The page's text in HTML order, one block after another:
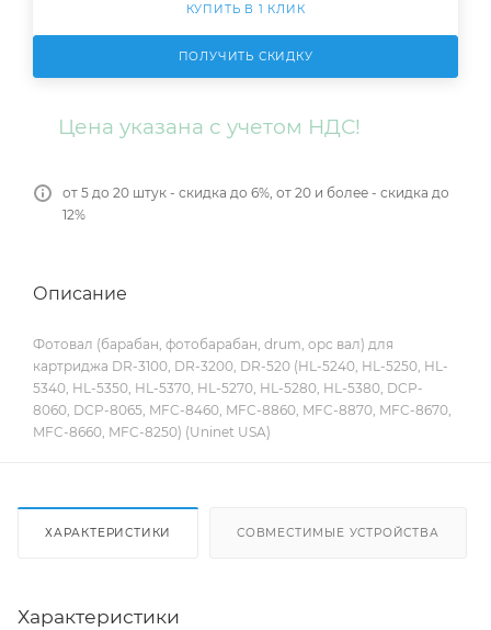
КУПИТЬ В 1 КЛИК
ПОЛУЧИТЬ СКИДКУ
Цена указана с учетом НДС!
от 5 до 20 штук - скидка до 6%, от 20 и более - скидка до
12%
Описание
Фотовал (барабан, фотобарабан, drum, opc вал) для
картриджа DR-3100, DR-3200, DR-520 (HL-5240, HL-5250, HL-
5340, HL-5350, HL-5370, HL-5270, HL-5280, HL-5380, DCP-
8060, DCP-8065, MFC-8460, MFC-8860, MFC-8870, MFC-8670,
MFC-8660, MFC-8250) (Uninet USA)
ХАРАКТЕРИСТИКИ СОВМЕСТИМЫЕ УСТРОЙСТВА
Характеристики